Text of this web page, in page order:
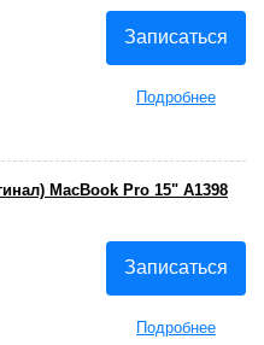
Записаться
Подробнее
Записаться
Подробнее
MacBook Pro 15" A1398